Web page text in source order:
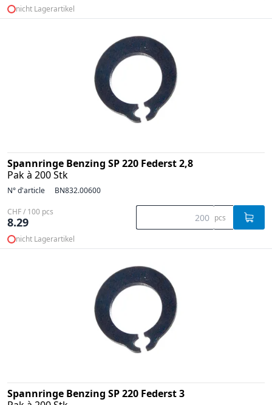
nicht Lagerartikel
Spannringe Benzing SP 220 Federst 2,8
Pak à 200 Stk
N° d'article BN832.00600
CHF / 100 pcs
8.29 pcs
nicht Lagerartikel
Spannringe Benzing SP 220 Federst 3